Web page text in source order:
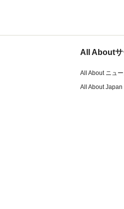
All Aboutサ
All About ニュ
All About Japan